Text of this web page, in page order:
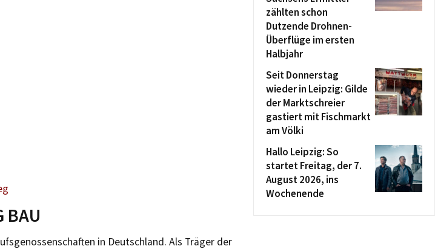
in Deutschland. Als Träger der
zählten schon
Dutzende Drohnen-
Überflüge im ersten
Halbjahr
Seit Donnerstag
wieder in Leipzig: Gilde
der Marktschreier
gastiert mit Fischmarkt
am Völki
Hallo Leipzig: So
startet Freitag, der 7.
August 2026, ins
Wochenende